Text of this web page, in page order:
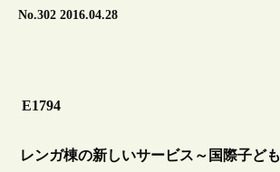
No.302 2016.04.28
E1794
レンガ棟の新しいサービス～国際子ども